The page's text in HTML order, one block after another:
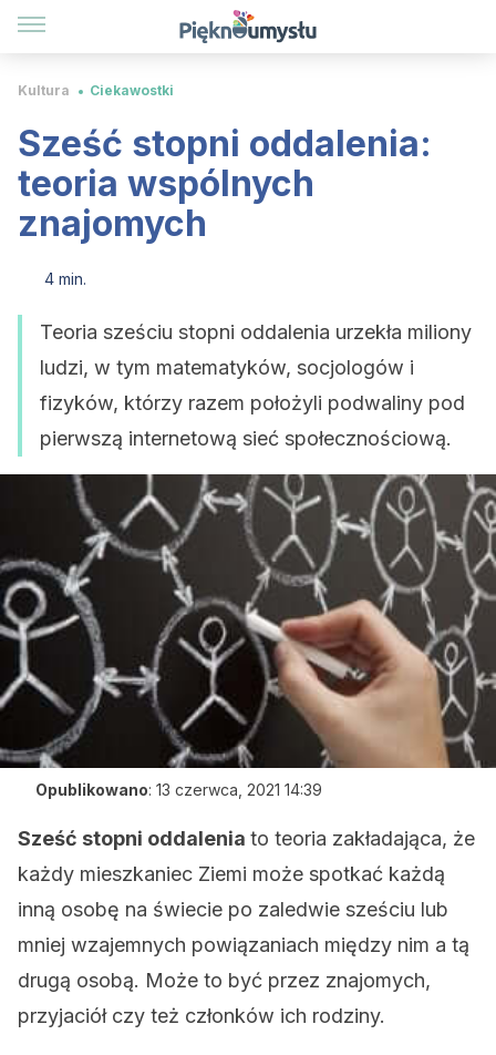
Kultura Ciekawostki
Sześć stopni oddalenia:
teoria wspólnych
znajomych
4 min.
Teoria sześciu stopni oddalenia urzekła miliony
ludzi, w tym matematyków, socjologów i
fizyków, którzy razem położyli podwaliny pod
pierwszą internetową sieć społecznościową.
Opublikowano: 13 czerwca, 2021 14:39
Sześć stopni oddalenia to teoria zakładająca, że
każdy mieszkaniec Ziemi może spotkać każdą
inną osobę na świecie po zaledwie sześciu lub
mniej wzajemnych powiązaniach między nim a tą
drugą osobą. Może to być przez znajomych,
przyjaciół czy też członków ich rodziny.